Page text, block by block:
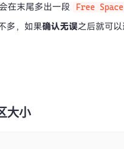
在末尾多出一段 Free Space
多，如果确认无误之后就可
大小